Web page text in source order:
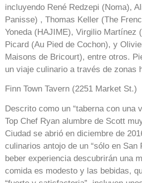
incluyendo René Redzepi (Noma),
Panisse) , Thomas Keller (The
Yoneda (HAJIME), Virgilio Martínez
Picard (Au Pied de Cochon), y
Maisons de Bricourt), entre otros.
un viaje culinario a través de zonas
Finn Town Tavern (2251 Market St.)
Descrito como un “taberna con una
Top Chef Ryan alumbre de Scott
Ciudad se abrió en diciembre de
culinarios antojo de un “sólo en San
beber experiencia descubrirán una
comida es modesto y las bebidas,